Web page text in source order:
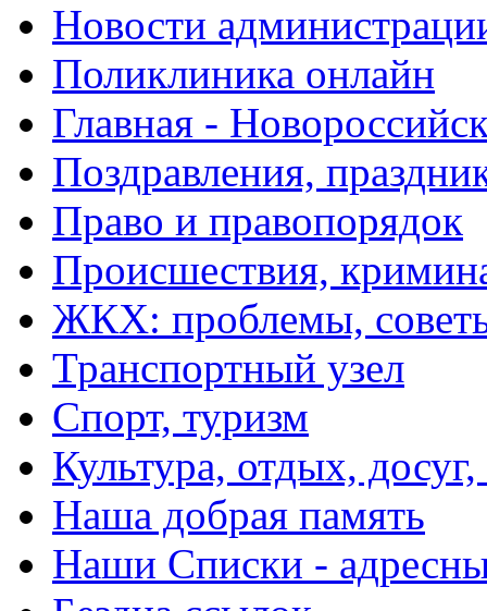
Новости
Поликлиника онлайн
Главная -
Поздравления,
Право и правопорядок
Происшествия,
ЖКХ: проблемы,
Транспортный узел
Спорт, туризм
Культура, отдых,
Наша добрая память
Наши Списки -